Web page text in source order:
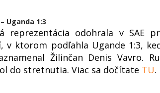
Uganda 1:3
reprezentácia odohrala v SAE
v ktorom podľahla Ugande 1:3,
Žilinčan Denis Vavro.
do stretnutia. Viac sa dočítate TU.